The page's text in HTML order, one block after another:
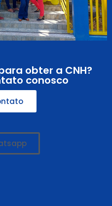
obter a CNH?
conosco